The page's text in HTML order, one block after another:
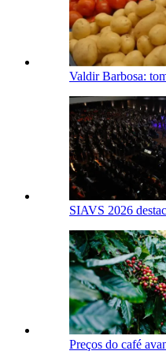
Valdir Barbosa:
SIAVS 2026
Preços do café